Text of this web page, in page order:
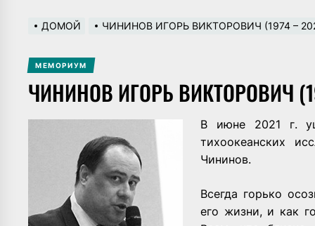
ДОМОЙ ЧИНИНОВ ИГОРЬ ВИКТОРОВИЧ (1974 –
МЕМОРИУМ
ЧИНИНОВ ИГОРЬ ВИКТОРОВИЧ
В июне 2021 г.
тихоокеанских
Чининов.
Всегда горько
его жизни, и как